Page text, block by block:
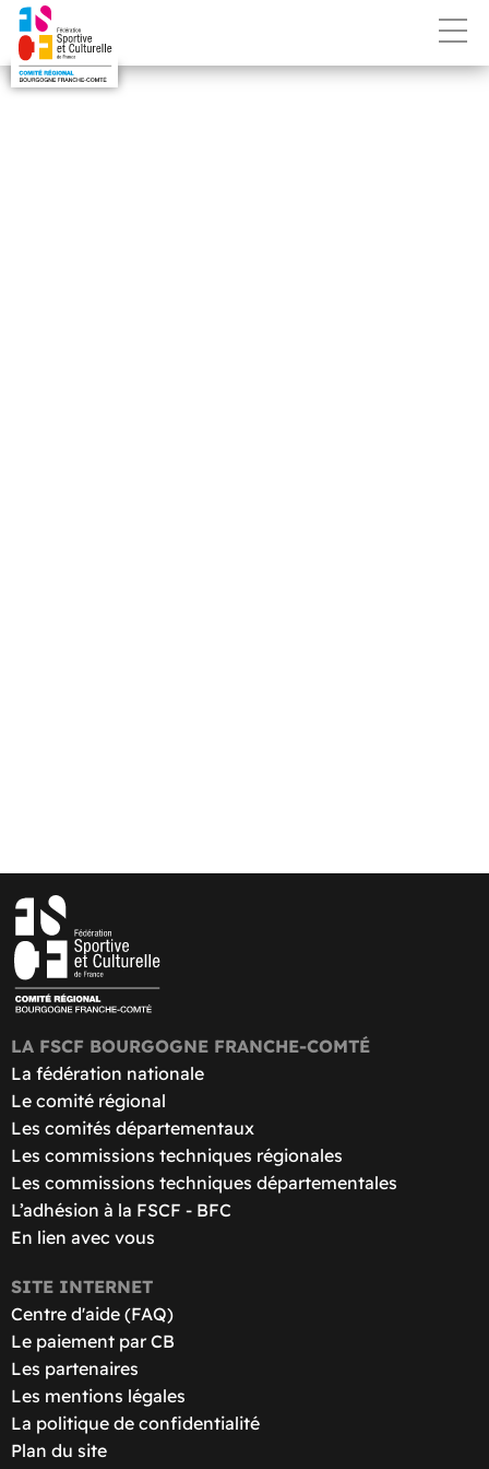
LA FSCF BOURGOGNE FRANCHE-COMTÉ
La fédération nationale
Le comité régional
Les comités départementaux
Les commissions techniques régionales
Les commissions techniques départementales
L’adhésion à la FSCF - BFC
En lien avec vous
SITE INTERNET
Centre d'aide (FAQ)
Le paiement par CB
Les partenaires
Les mentions légales
La politique de confidentialité
Plan du site